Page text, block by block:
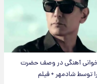
آهنگی در وصف حضرت
توسط شادمهر + فیلم